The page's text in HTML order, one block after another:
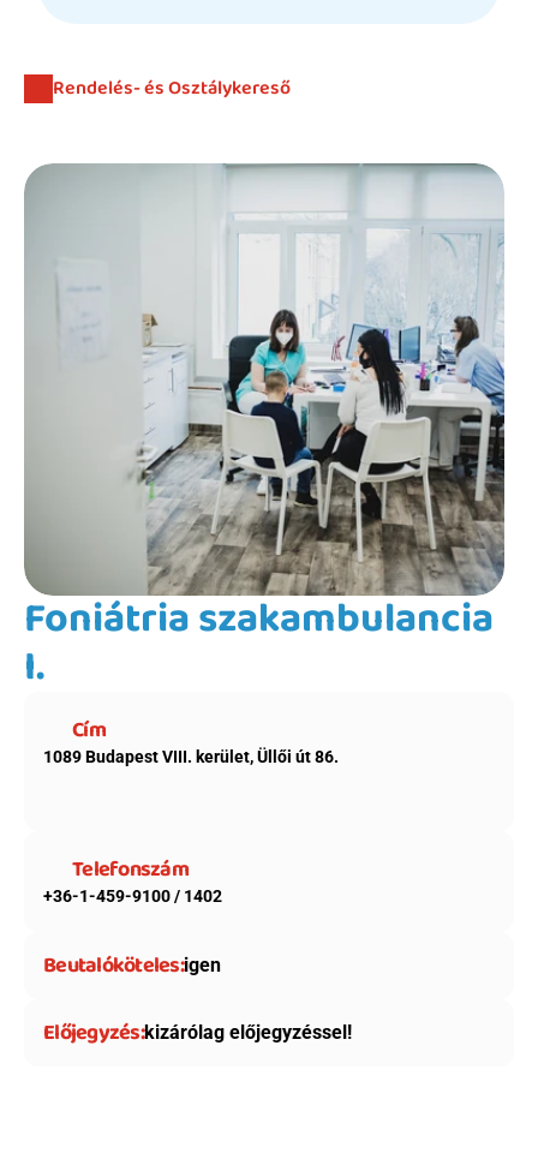
Szülőknek
HEIM Akadémia
Rendelés- és Osztálykereső
Foniátria szakambulancia
I.
Cím
1089 Budapest VIII. kerület, Üllői út 86.
Telefonszám
+36-1-459-9100 / 1402
Beutalóköteles:igen
Előjegyzés:kizárólag előjegyzéssel!